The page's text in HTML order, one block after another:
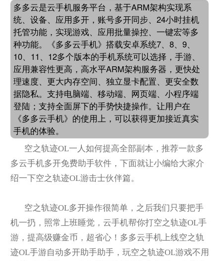
多多云是云手机服务平台，基于ARM架构实现系
统、设备、应用多开，账号多开同步、24小时挂机
托管功能，实现游戏、应用批量操控、一键宏等多
种功能。《多多云手机》搭载安卓系统7、8、9、
10、11、12多个版本的手机系统可以选择，手游、
应用兼容性更高，高水平ARM架构服务器，更快处
理速度、更大内存空间、独立显卡配置、更安全数
据隐私。支持电脑端、移动端、网页端、小程序端
登陆；支持全面屏下的手势快捷操作。让用户在
《多多云手机》的使用上，可以获得更加接近真实
手机的体验。
空之轨迹OL一人如何提高全部副本，推荐一款多
多云手机多开免费助手软件，下面就让小编给大家介
绍一下空之轨迹OL游击士伙伴篇。
空之轨迹OL多开操作很简单，之后我们只要把手
机一扔，照常上班睡觉，云手机帮你打空之轨迹OL手
游，提高级赚金币，超省心！多多云手机上线空之轨
迹OL手游自动多开助手助手，玩空之轨迹OL游戏不用